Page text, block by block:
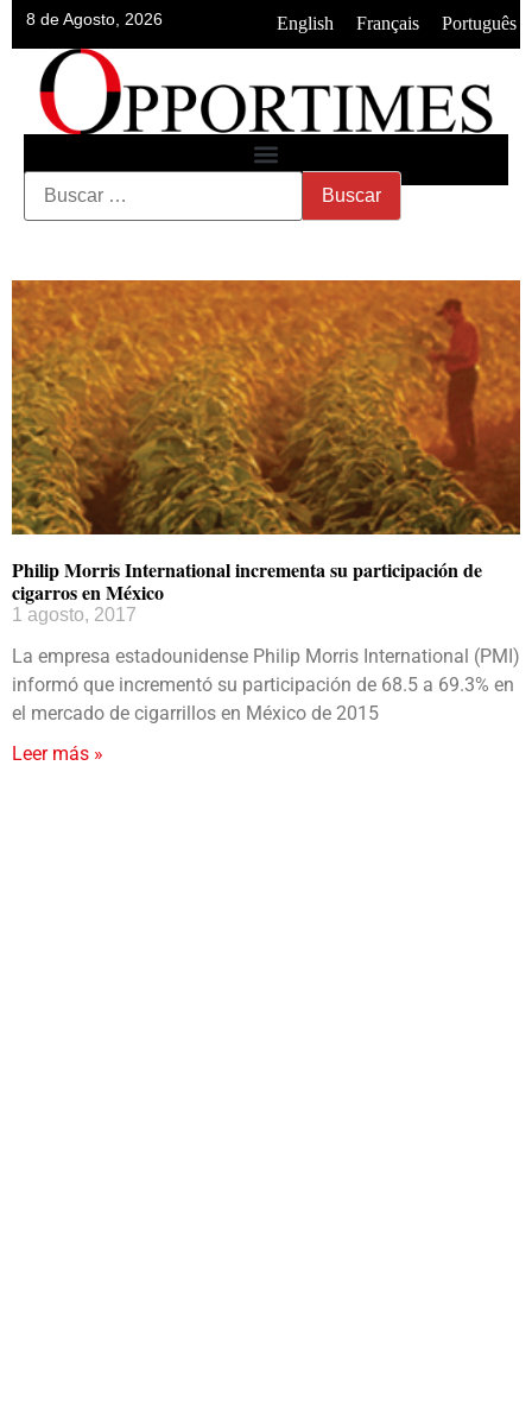
8 de Agosto, 2026 English Français Português
Philip Morris International incrementa su participación de
cigarros en México
1 agosto, 2017
La empresa estadounidense Philip Morris International (PMI)
informó que incrementó su participación de 68.5 a 69.3% en
el mercado de cigarrillos en México de 2015
Leer más »